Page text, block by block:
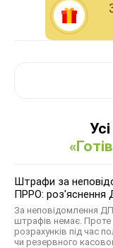
Штрафи за
ПРРО: роз'яснення
За неповідомлення
штрафів немає. Проте
розрахунків під час
чи резервного